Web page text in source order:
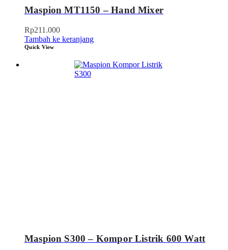
Maspion MT1150 – Hand Mixer
Rp211.000
Tambah ke keranjang
Quick View
Maspion S300 – Kompor Listrik 600 Watt